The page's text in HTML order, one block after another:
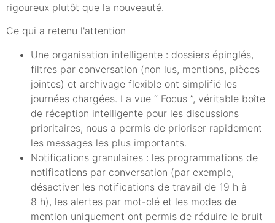
rigoureux plutôt que la nouveauté.
Ce qui a retenu l'attention
Une organisation intelligente : dossiers épinglés,
filtres par conversation (non lus, mentions, pièces
jointes) et archivage flexible ont simplifié les
journées chargées. La vue “ Focus ”, véritable boîte
de réception intelligente pour les discussions
prioritaires, nous a permis de prioriser rapidement
les messages les plus importants.
Notifications granulaires : les programmations de
notifications par conversation (par exemple,
désactiver les notifications de travail de 19 h à
8 h), les alertes par mot-clé et les modes de
mention uniquement ont permis de réduire le bruit